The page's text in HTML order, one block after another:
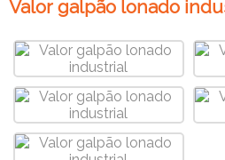
Valor galpão lonado